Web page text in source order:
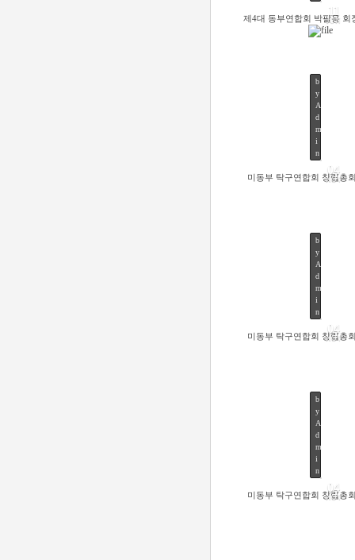
11
JUN
제4대 동부연합회 박팔용 회
04
NOV
b
y
A
d
m
i
n
미동부 탁구연합회 창립총
04
NOV
b
y
A
d
m
i
n
미동부 탁구연합회 창립총
04
NOV
b
y
A
d
m
i
n
미동부 탁구연합회 창립총